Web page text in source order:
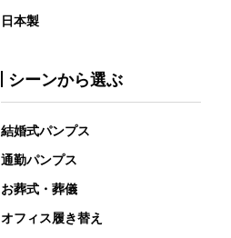
日本製
シーンから選ぶ
結婚式パンプス
通勤パンプス
お葬式・葬儀
オフィス履き替え